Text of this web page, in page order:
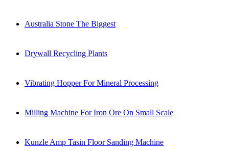
Australia Stone The Biggest
Drywall Recycling Plants
Vibrating Hopper For Mineral Processing
Milling Machine For Iron Ore On Small Scale
Kunzle Amp Tasin Floor Sanding Machine